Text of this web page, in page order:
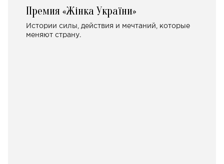
Премия «Жінка України»
Истории силы, действия и мечтаний, которые
меняют страну.